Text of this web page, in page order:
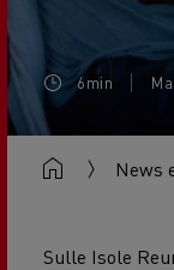
6min
News
Sulle Isole